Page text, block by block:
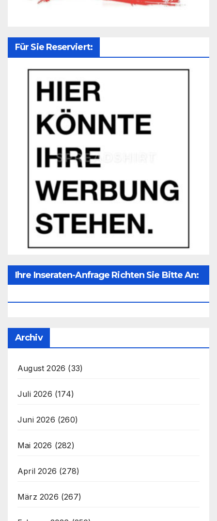
Für Sie Reserviert:
Ihre Inseraten-Anfrage Richten Sie Bitte An:
Archiv
August 2026 (33)
Juli 2026 (174)
Juni 2026 (260)
Mai 2026 (282)
April 2026 (278)
März 2026 (267)